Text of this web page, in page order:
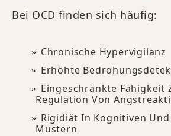
Bei OCD finden sich häufig:
Chronische Hypervigilanz
Erhöhte
Eingeschränkte Fähigkeit
Regulation Von
Rigidiät In Kognitiven
Mustern